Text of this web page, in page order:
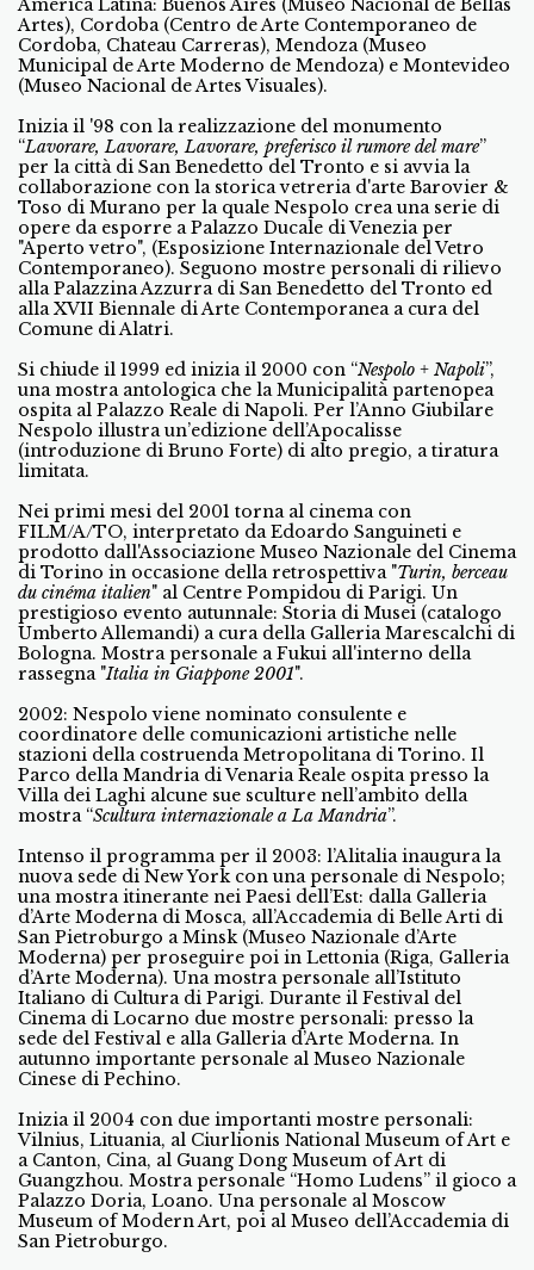
America Latina: Buenos Aires (Museo Nacional de Bellas
Artes), Cordoba (Centro de Arte Contemporaneo de
Cordoba, Chateau Carreras), Mendoza (Museo
Municipal de Arte Moderno de Mendoza) e Montevideo
(Museo Nacional de Artes Visuales).
Inizia il '98 con la realizzazione del monumento
“Lavorare, Lavorare, Lavorare, preferisco il rumore del mare”
per la città di San Benedetto del Tronto e si avvia la
collaborazione con la storica vetreria d'arte Barovier &
Toso di Murano per la quale Nespolo crea una serie di
opere da esporre a Palazzo Ducale di Venezia per
"Aperto vetro", (Esposizione Internazionale del Vetro
Contemporaneo). Seguono mostre personali di rilievo
alla Palazzina Azzurra di San Benedetto del Tronto ed
alla XVII Biennale di Arte Contemporanea a cura del
Comune di Alatri.
Si chiude il 1999 ed inizia il 2000 con “Nespolo + Napoli”,
una mostra antologica che la Municipalità partenopea
ospita al Palazzo Reale di Napoli. Per l’Anno Giubilare
Nespolo illustra un’edizione dell’Apocalisse
(introduzione di Bruno Forte) di alto pregio, a tiratura
limitata.
Nei primi mesi del 2001 torna al cinema con
FILM/A/TO, interpretato da Edoardo Sanguineti e
prodotto dall'Associazione Museo Nazionale del Cinema
di Torino in occasione della retrospettiva "Turin, berceau
du cinéma italien" al Centre Pompidou di Parigi. Un
prestigioso evento autunnale: Storia di Musei (catalogo
Umberto Allemandi) a cura della Galleria Marescalchi di
Bologna. Mostra personale a Fukui all'interno della
rassegna "Italia in Giappone 2001".
2002: Nespolo viene nominato consulente e
coordinatore delle comunicazioni artistiche nelle
stazioni della costruenda Metropolitana di Torino. Il
Parco della Mandria di Venaria Reale ospita presso la
Villa dei Laghi alcune sue sculture nell’ambito della
mostra “Scultura internazionale a La Mandria”.
Intenso il programma per il 2003: l’Alitalia inaugura la
nuova sede di New York con una personale di Nespolo;
una mostra itinerante nei Paesi dell’Est: dalla Galleria
d’Arte Moderna di Mosca, all’Accademia di Belle Arti di
San Pietroburgo a Minsk (Museo Nazionale d’Arte
Moderna) per proseguire poi in Lettonia (Riga, Galleria
d’Arte Moderna). Una mostra personale all’Istituto
Italiano di Cultura di Parigi. Durante il Festival del
Cinema di Locarno due mostre personali: presso la
sede del Festival e alla Galleria d’Arte Moderna. In
autunno importante personale al Museo Nazionale
Cinese di Pechino.
Inizia il 2004 con due importanti mostre personali:
Vilnius, Lituania, al Ciurlionis National Museum of Art e
a Canton, Cina, al Guang Dong Museum of Art di
Guangzhou. Mostra personale “Homo Ludens” il gioco a
Palazzo Doria, Loano. Una personale al Moscow
Museum of Modern Art, poi al Museo dell’Accademia di
San Pietroburgo.